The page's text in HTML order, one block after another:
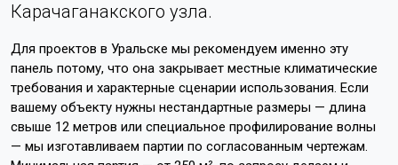
Карачаганакского узла.
Для проектов в Уральске мы рекомендуем именно эту
панель потому, что она закрывает местные климатические
требования и характерные сценарии использования. Если
вашему объекту нужны нестандартные размеры — длина
свыше 12 метров или специальное профилирование волны
— мы изготавливаем партии по согласованным чертежам.